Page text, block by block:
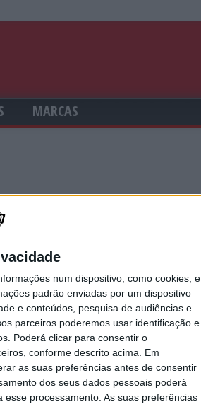
num dispositivo, como cookies, e
padrão enviadas por um dispositivo
e conteúdos, pesquisa de audiências e
parceiros poderemos usar identificação e
Poderá clicar para consentir o
conforme descrito acima. Em
as suas preferências antes de consentir
dos seus dados pessoais poderá
processamento. As suas preferências
MARCAS
EM SX ELITE
Poutena mas Sandro Peixe é o
que vai ser difícil impedir a
SX ELITE